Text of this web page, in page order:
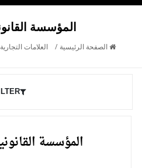
المؤسسة
الصفحة الرئيسية / العلامات التجارية
المؤسسة